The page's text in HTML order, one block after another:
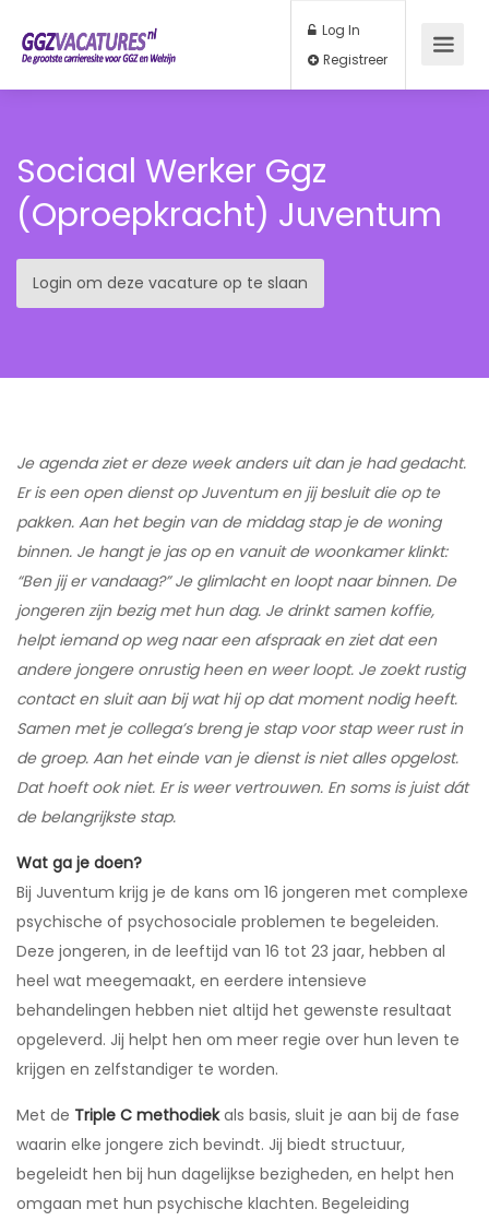
Registreer
Sociaal Werker Ggz
(oproepkracht) Juventum
Login om deze vacature op te slaan
Je agenda ziet er deze week anders uit dan je had gedacht.
Er is een open dienst op Juventum en jij besluit die op te
pakken. Aan het begin van de middag stap je de woning
binnen. Je hangt je jas op en vanuit de woonkamer klinkt:
“Ben jij er vandaag?” Je glimlacht en loopt naar binnen. De
jongeren zijn bezig met hun dag. Je drinkt samen koffie,
helpt iemand op weg naar een afspraak en ziet dat een
andere jongere onrustig heen en weer loopt. Je zoekt rustig
contact en sluit aan bij wat hij op dat moment nodig heeft.
Samen met je collega’s breng je stap voor stap weer rust in
de groep. Aan het einde van je dienst is niet alles opgelost.
Dat hoeft ook niet. Er is weer vertrouwen. En soms is juist dát
de belangrijkste stap.
Wat ga je doen?
Bij Juventum krijg je de kans om 16 jongeren met complexe
psychische of psychosociale problemen te begeleiden.
Deze jongeren, in de leeftijd van 16 tot 23 jaar, hebben al
heel wat meegemaakt, en eerdere intensieve
behandelingen hebben niet altijd het gewenste resultaat
opgeleverd. Jij helpt hen om meer regie over hun leven te
krijgen en zelfstandiger te worden.
Met de Triple C methodiekals basis, sluit je aan bij de fase
waarin elke jongere zich bevindt. Jij biedt structuur,
begeleidt hen bij hun dagelijkse bezigheden, en helpt hen
omgaan met hun psychische klachten. Begeleiding